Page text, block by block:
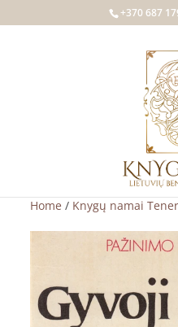
+370 687
Home / Knygų namai